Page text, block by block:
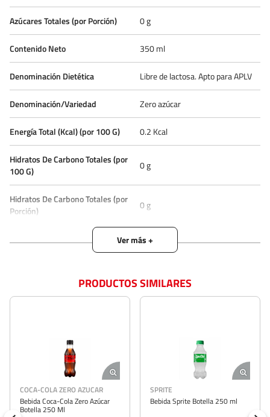
Azúcares Totales (por Porción) 0 g
Contenido Neto 350 ml
Denominación Dietética Libre de lactosa. Apto para APLV
Denominación/Variedad Zero azúcar
Energía Total (Kcal) (por 100 G) 0.2 Kcal
Hidratos De Carbono Totales (por
100 G)
0 g
Hidratos De Carbono Totales (por
Porción)
0 g
Agua carbonatada. color caramelo.
ácido fosfórico. aspartamo.
citrato de sodio y cafeína
Porción Referencial
Porción Sugerida
Sodio (por 100 G) 18 mg
PRODUCTOS SIMILARES
COCA-COLA ZERO AZUCAR
Bebida Coca-Cola Zero Azúcar
Botella 250 Ml
SPRITE
Bebida Sprite Botella 250 ml